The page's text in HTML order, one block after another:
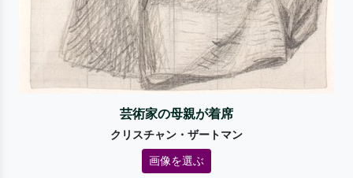
芸術家の母親が着席
クリスチャン・ザートマン
画像を選ぶ